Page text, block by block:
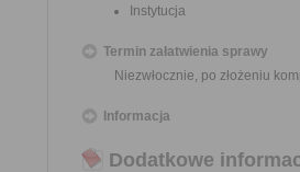
Instytucja
Termin załatwienia sprawy
Niezwłocznie, po złożeniu
Informacja
Dodatkowe